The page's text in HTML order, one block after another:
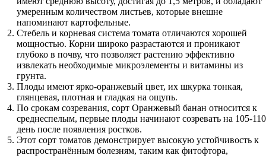
умеренным количеством листьев, которые внешне
напоминают картофельные.
Стебель и корневая система томата отличаются хорошей
мощностью. Корни широко разрастаются и проникают
глубоко в почву, что позволяет растению эффективно
извлекать необходимые микроэлементы и витамины из
грунта.
Плоды имеют ярко-оранжевый цвет, их шкурка тонкая,
глянцевая, плотная и гладкая на ощупь.
По срокам созревания, сорт Оранжевый банан относится к
среднеспелым, первые плоды начинают созревать на 105-110
день после появления ростков.
Этот сорт томатов демонстрирует высокую устойчивость к
распространённым болезням, таким как фитофтора,